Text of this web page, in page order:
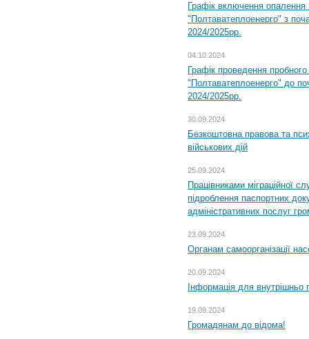
Графік включення
"Полтаватеплоенерго" з
2024/2025рр.
04.10.2024
Графік проведення
"Полтаватеплоенерго" до
2024/2025рр.
30.09.2024
Безкоштовна правова та
військових дій
25.09.2024
Працівниками міграційної
підроблення паспортних
адміністративних послуг
23.09.2024
Органам самоорганізації
20.09.2024
Інформація для внутрішньо
19.09.2024
Громадянам до відома!